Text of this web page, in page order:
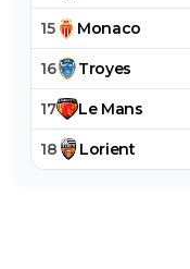
15 Monaco
16 Troyes
17 Le Mans
18 Lorient